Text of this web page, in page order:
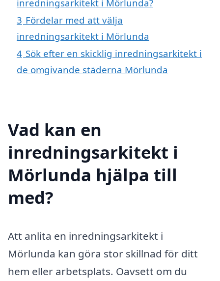
inredningsarkitekt i Mörlunda?
3 Fördelar med att välja
inredningsarkitekt i Mörlunda
4 Sök efter en skicklig inredningsarkitekt i
de omgivande städerna Mörlunda
Vad kan en
inredningsarkitekt i
Mörlunda hjälpa till
med?
Att anlita en inredningsarkitekt i
Mörlunda kan göra stor skillnad för ditt
hem eller arbetsplats. Oavsett om du